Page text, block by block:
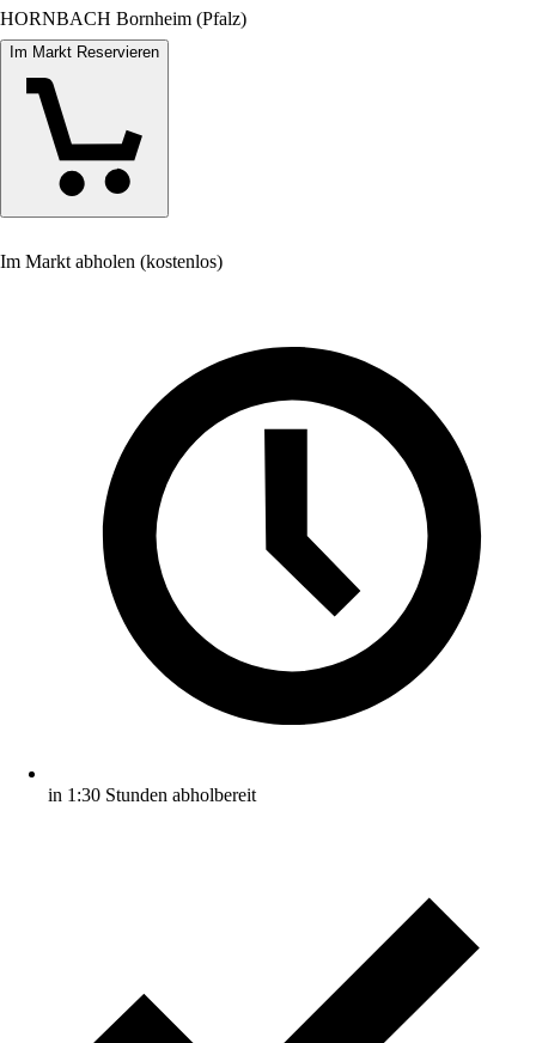
HORNBACH Bornheim (Pfalz)
Im Markt Reservieren
Im Markt abholen (kostenlos)
in 1:30 Stunden abholbereit